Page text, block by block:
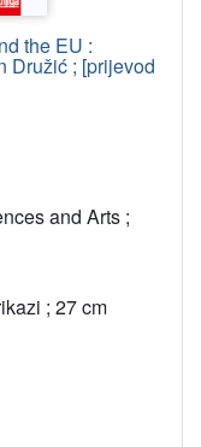
the EU :
Družić ; [prijevod
and Arts ;
; 27 cm